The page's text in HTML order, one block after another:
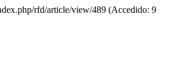
rfd/article/view/489 (Accedido: 9